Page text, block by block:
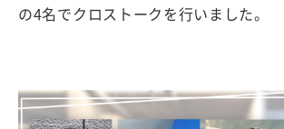
の4名でクロストークを行いました。